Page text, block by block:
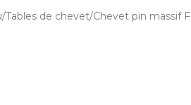
Tables de chevet Chevet pin massif